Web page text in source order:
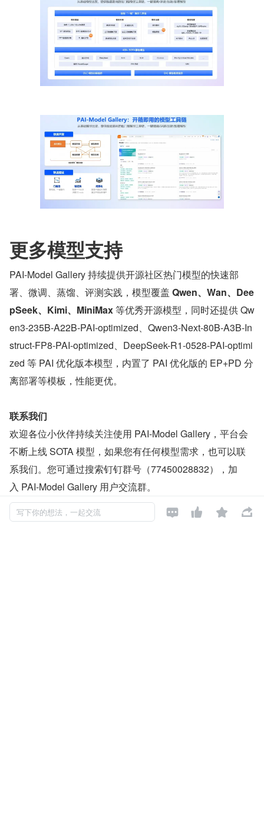
更多模型支持
PAI-Model Gallery 持续提供开源社区热门模型的快速部
署、微调、蒸馏、评测实践，模型覆盖 Qwen、Wan、Dee
pSeek、Kimi、MiniMax 等优秀开源模型，同时还提供 Qw
en3-235B-A22B-PAI-optimized、Qwen3-Next-80B-A3B-In
struct-FP8-PAI-optimized、DeepSeek-R1-0528-PAI-optimi
zed 等 PAI 优化版本模型，内置了 PAI 优化版的 EP+PD 分
离部署等模板，性能更优。
联系我们
欢迎各位小伙伴持续关注使用 PAI-Model Gallery，平台会
不断上线 SOTA 模型，如果您有任何模型需求，也可以联
系我们。您可通过搜索钉钉群号（77450028832），加
入 PAI-Model Gallery 用户交流群。
PAI-ModelGallery 产品文档，帮助您零代码、高效快捷地
写下你的想法，一起交流    